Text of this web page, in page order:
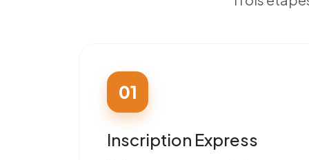
01
Inscription Express